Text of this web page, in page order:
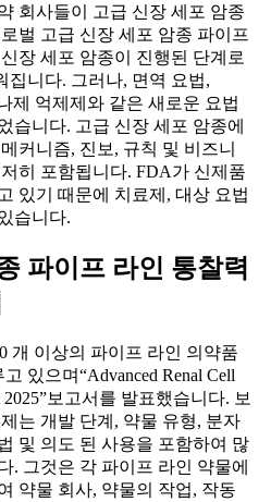
회사들이 고급 신장 세포 암종
벌 고급 신장 세포 암종 파이프
장 세포 암종이 진행된 단계로
집니다. 그러나, 면역 요법,
제 억제제와 같은 새로운 요법
습니다. 고급 신장 세포 암종에
커니즘, 진보, 규칙 및 비즈니
히 포함됩니다. FDA가 신제품
있기 때문에 치료제, 대상 요법
습니다.
파이프 라인 통찰력
개 이상의 파이프 라인 의약품
있으며“Advanced Renal Cell
보고서를 발표했습니다. 보
는 개발 단계, 약물 유형, 분자
및 의도 된 사용을 포함하여 많
. 그것은 각 파이프 라인 약물에
약물 회사, 약물의 작업, 작동